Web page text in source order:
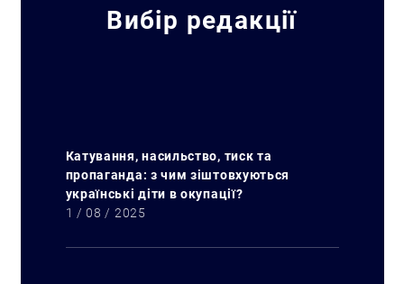
Вибір редакції
Катування, насильство, тиск та
пропаганда: з чим зіштовхуються
українські діти в окупації?
1 / 08 / 2025